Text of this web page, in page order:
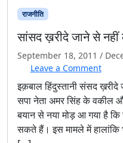
राजनीति
सांसद ख़रीदे जाने से नहीं
September 18, 2011 /
Leave a Comment
इक़बाल हिंदुस्तानी संसद
सपा नेता अमर सिंह के वकील
बयान से नया मोड़ आ गया है
सकते हैं। इस मामले में हालांकि